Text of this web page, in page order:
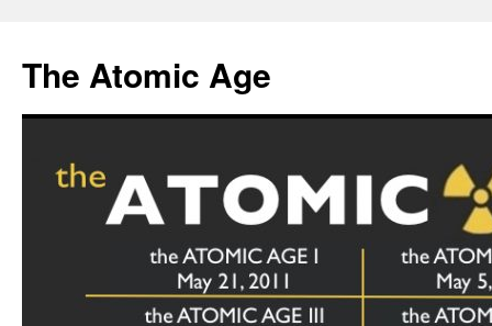
content
The Atomic Age